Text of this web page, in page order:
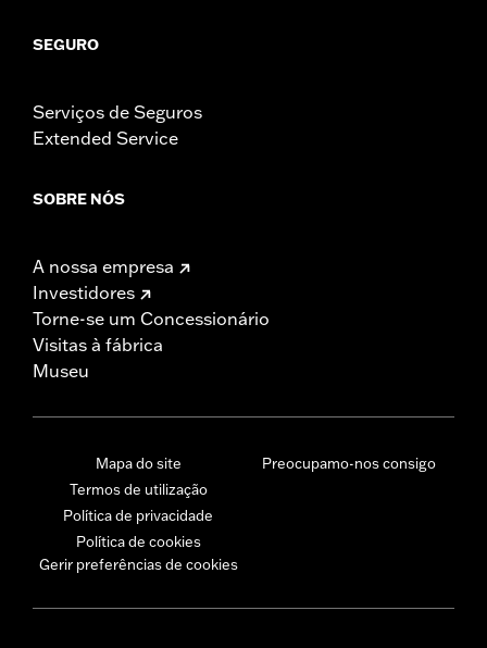
SEGURO
Serviços de Seguros
Extended Service
SOBRE NÓS
A nossa empresa
Investidores
Torne-se um Concessionário
Visitas à fábrica
Museu
Mapa do site
Termos de utilização
Política de privacidade
Política de cookies
Gerir preferências de cookies
Preocupamo-nos consigo